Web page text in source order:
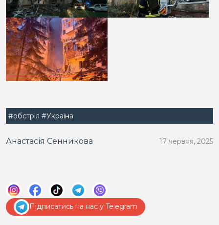
#обстріл #Україна
Анастасія Сенникова 17 червня, 2025
Підписатись на нас у Telegram